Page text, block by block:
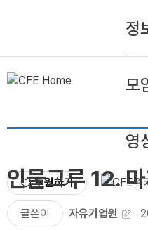
정
모
영
후원하기
인물그루 12.
글쓴이 자유기업원